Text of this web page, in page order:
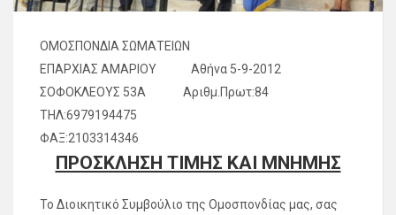
ΟΜΟΣΠΟΝΔΙΑ ΣΩΜΑΤΕΙΩΝ
ΕΠΑΡΧΙΑΣ ΑΜΑΡΙΟΥ Αθήνα 5-9-2012
ΣΟΦΟΚΛΕΟΥΣ 53Α Αριθμ.Πρωτ:84
ΤΗΛ:6979194475
ΦΑΞ:2103314346
ΠΡΟΣΚΛΗΣΗ ΤΙΜΗΣ ΚΑΙ ΜΝΗΜΗΣ
Το Διοικητικό Συμβούλιο της Ομοσπονδίας μας, σας